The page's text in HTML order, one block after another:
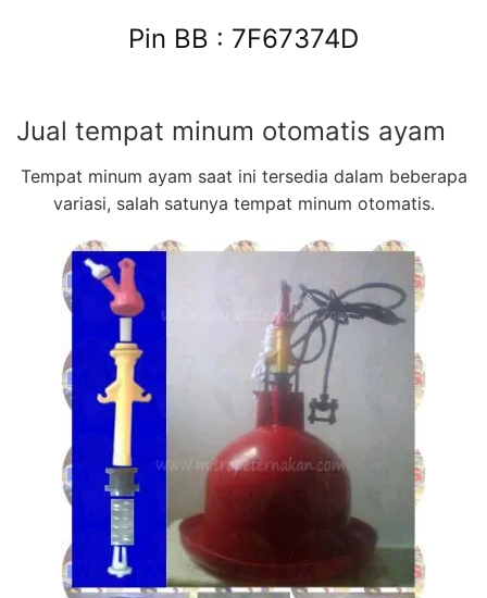
Pin BB : 7F67374D
Jual tempat minum otomatis ayam
Tempat minum ayam saat ini tersedia dalam beberapa
variasi, salah satunya tempat minum otomatis.